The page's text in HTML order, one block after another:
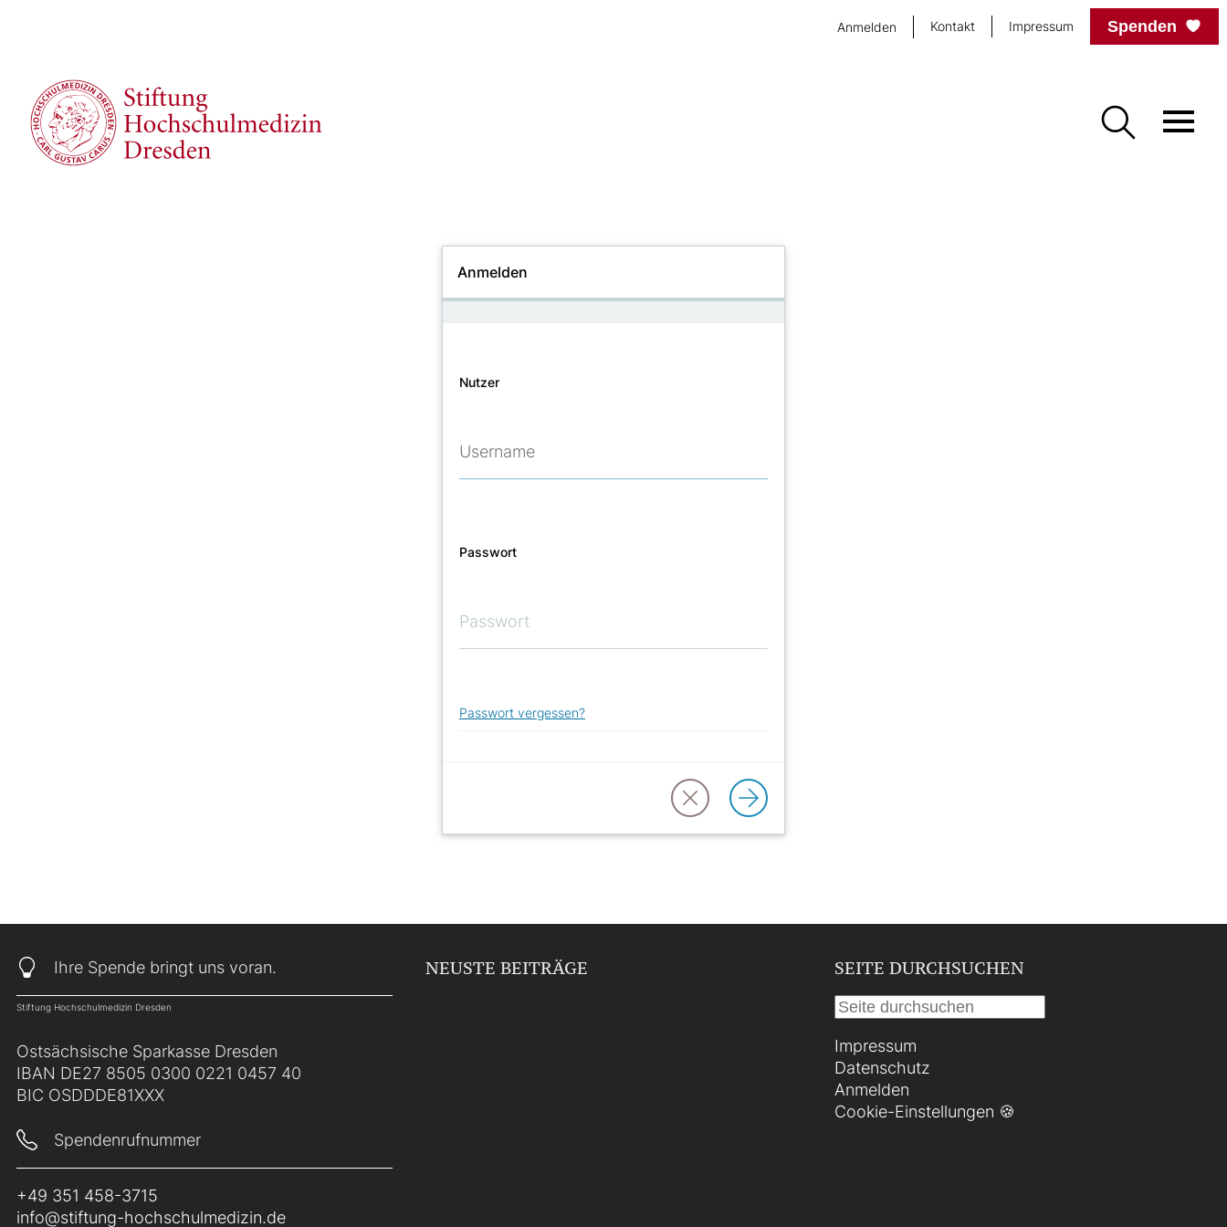
Anmelden Kontakt Impressum Spenden
Anmelden
Nutzer
Passwort
Passwort vergessen?
Ihre Spende bringt uns voran.
Stiftung Hochschulmedizin Dresden
Ostsächsische Sparkasse Dresden
IBAN DE27 8505 0300 0221 0457 40
BIC OSDDDE81XXX
Spendenrufnummer
+49 351 458-3715
info@stiftung-hochschulmedizin.de
NEUSTE BEITRÄGE SEITE DURCHSUCHEN
Impressum
Datenschutz
Anmelden
Cookie-Einstellungen 🍪